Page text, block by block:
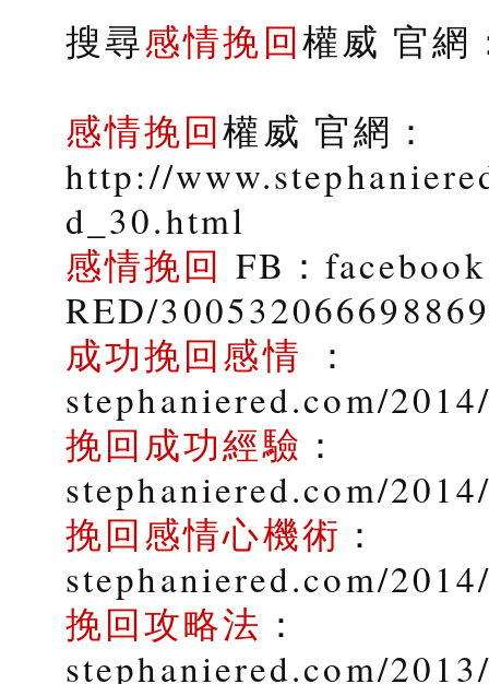
搜尋感情挽回權威 官網
感情挽回權威 官網：
http://
d_30.html
感情挽回 FB：
RED/300532066698869
成功挽回感情 ：
stephaniered.com/
挽回成功經驗 ：
stephaniered.com/
挽回感情心機術 ：
stephaniered.com/
挽回攻略法 ：
stephaniered.com/